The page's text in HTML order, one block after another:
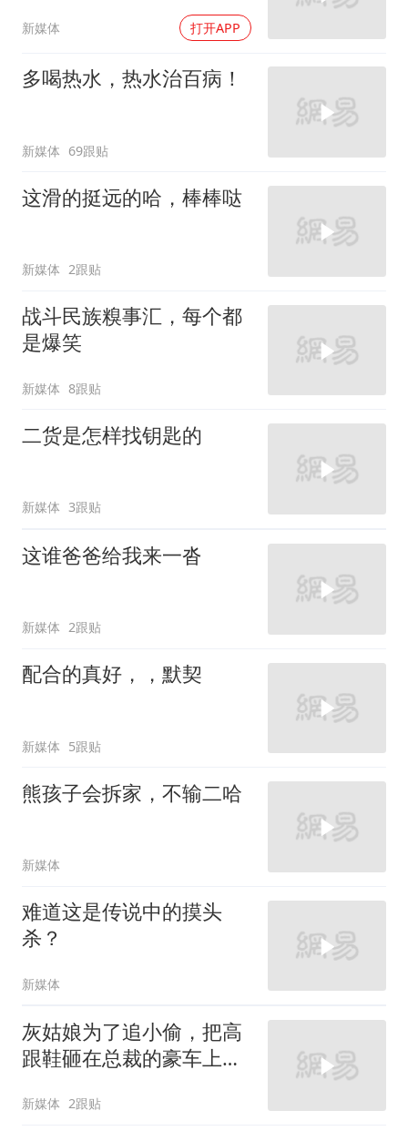
新媒体 打开APP
多喝热水，热水治百病！
新媒体 69跟贴
这滑的挺远的哈，棒棒哒
新媒体 2跟贴
战斗民族糗事汇，每个都
是爆笑
新媒体 8跟贴
二货是怎样找钥匙的
新媒体 3跟贴
这谁爸爸给我来一沓
新媒体 2跟贴
配合的真好，，默契
新媒体 5跟贴
熊孩子会拆家，不输二哈
新媒体
难道这是传说中的摸头
杀？
新媒体
灰姑娘为了追小偷，把高
跟鞋砸在总裁的豪车上，
新媒体 2跟贴